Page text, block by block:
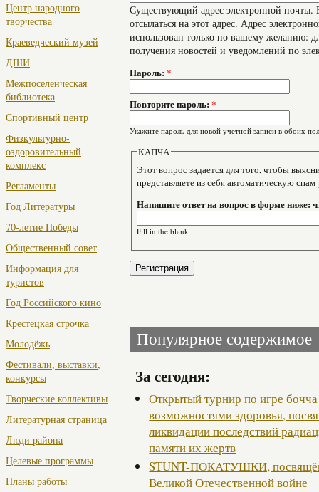
Центр народного
творчества
Краеведческий музей
ДШИ
Межпоселенческая
библиотека
Спортивный центр
Физкультурно-
оздоровительный
комплекс
Регламенты
Год Литературы
70-летие Победы
Общественный совет
Информация для
туристов
Год Российского кино
Крестецкая строчка
Молодёжь
Фестивали, выставки,
конкурсы
Творческие коллективы
Литературная страница
Люди района
Целевые программы
Планы работы
Существующий адрес электронной почты.
отсылаться на этот адрес. Адрес
использован только по вашему желанию:
получения новостей и уведомлений по
Пароль: *
Повторите пароль: *
Укажите пароль для новой учетной записи в обоих
КАПЧА
Этот вопрос задается для того, чтобы выяснить,
представляете из себя автоматическую
Напишите ответ на вопрос в форме ниже:
Fill in the blank
Популярное содержимое
За сегодня:
Открытый турнир по игре
возможностями здоровья,
ликвидации последствий
памяти их жертв
STUNT-ПОКАТУШКИ,
Великой Отечественной войне